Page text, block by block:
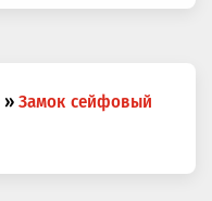
» Замок сейфовый